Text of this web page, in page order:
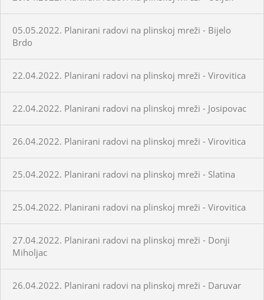
05.05.2022. Planirani radovi na plinskoj mreži - Bijelo
Brdo
22.04.2022. Planirani radovi na plinskoj mreži - Virovitica
22.04.2022. Planirani radovi na plinskoj mreži - Josipovac
26.04.2022. Planirani radovi na plinskoj mreži - Virovitica
25.04.2022. Planirani radovi na plinskoj mreži - Slatina
25.04.2022. Planirani radovi na plinskoj mreži - Virovitica
27.04.2022. Planirani radovi na plinskoj mreži - Donji
Miholjac
26.04.2022. Planirani radovi na plinskoj mreži - Daruvar